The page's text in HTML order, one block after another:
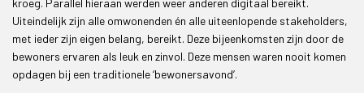
Uiteindelijk zijn alle omwonenden én alle uiteenlopende stakeholders,
met ieder zijn eigen belang, bereikt. Deze bijeenkomsten zijn door de
bewoners ervaren als leuk en zinvol. Deze mensen waren nooit komen
opdagen bij een traditionele ‘bewonersavond’.